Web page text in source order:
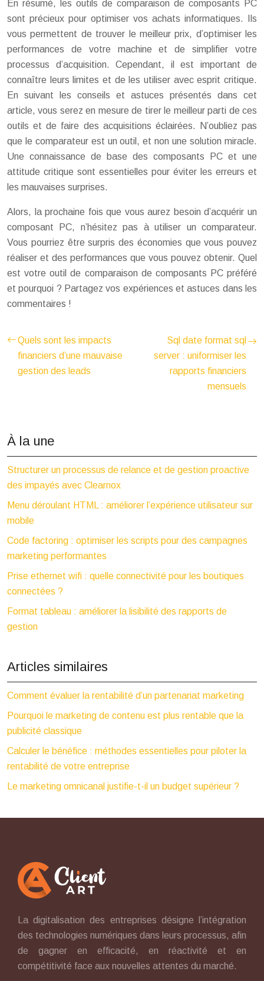
En résumé, les outils de comparaison de composants PC
sont précieux pour optimiser vos achats informatiques. Ils
vous permettent de trouver le meilleur prix, d’optimiser les
performances de votre machine et de simplifier votre
processus d’acquisition. Cependant, il est important de
connaître leurs limites et de les utiliser avec esprit critique.
En suivant les conseils et astuces présentés dans cet
article, vous serez en mesure de tirer le meilleur parti de ces
outils et de faire des acquisitions éclairées. N’oubliez pas
que le comparateur est un outil, et non une solution miracle.
Une connaissance de base des composants PC et une
attitude critique sont essentielles pour éviter les erreurs et
les mauvaises surprises.
Alors, la prochaine fois que vous aurez besoin d’acquérir un
composant PC, n’hésitez pas à utiliser un comparateur.
Vous pourriez être surpris des économies que vous pouvez
réaliser et des performances que vous pouvez obtenir. Quel
est votre outil de comparaison de composants PC préféré
et pourquoi ? Partagez vos expériences et astuces dans les
commentaires !
Quels sont les impacts
financiers d’une mauvaise
gestion des leads
Sql date format sql
server : uniformiser les
rapports financiers
mensuels
À la une
Structurer un processus de relance et de gestion proactive
des impayés avec Clearnox
Menu déroulant HTML : améliorer l’expérience utilisateur sur
mobile
Code factoring : optimiser les scripts pour des campagnes
marketing performantes
Prise ethernet wifi : quelle connectivité pour les boutiques
connectées ?
Format tableau : améliorer la lisibilité des rapports de
gestion
Articles similaires
Comment évaluer la rentabilité d’un partenariat marketing
Pourquoi le marketing de contenu est plus rentable que la
publicité classique
Calculer le bénéfice : méthodes essentielles pour piloter la
rentabilité de votre entreprise
Le marketing omnicanal justifie-t-il un budget supérieur ?
La digitalisation des entreprises désigne l’intégration
des technologies numériques dans leurs processus, afin
de gagner en efficacité, en réactivité et en
compétitivité face aux nouvelles attentes du marché.